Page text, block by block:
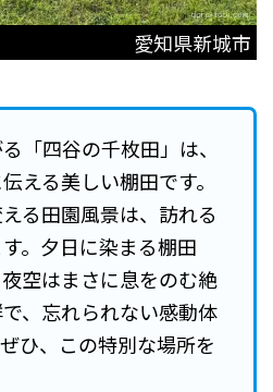
愛知県新城市
「四谷の千枚田」は、
える美しい棚田です。
る田園風景は、訪れる
。夕日に染まる棚田
空はまさに息をのむ絶
、忘れられない感動体
ひ、この特別な場所を